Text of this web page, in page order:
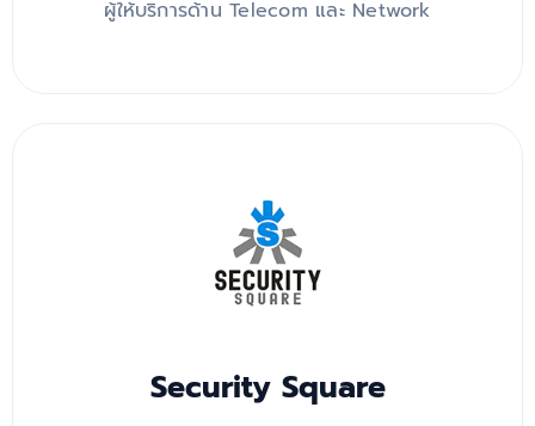
ผู้ให้บริการด้าน Telecom และ Network
Security Square